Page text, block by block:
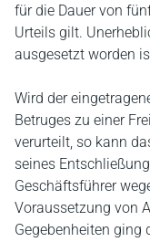
für die Dauer von
Urteils gilt.
ausgesetzt worden
Wird der
Betruges zu einer
verurteilt, so kann
seines
Geschäftsführer
Voraussetzung von
Gegebenheiten ging